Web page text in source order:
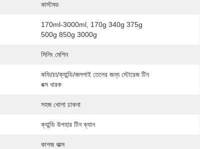
কাস্টমড
170ml-3000ml, 170g 340g 375g
500g 850g 3000g
সিলিং মেশিন
কফি/চা/ক্যান্ডি/জলপাই তেলের জন্য স্টোরেজ টিন
বক্স ধারক
সহজ খোলা ঢাকনা
ক্যান্ডি উপহার টিন ক্যান
কাগজ বাক্স